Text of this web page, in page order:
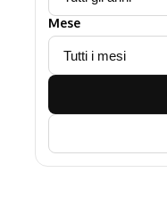
Mese